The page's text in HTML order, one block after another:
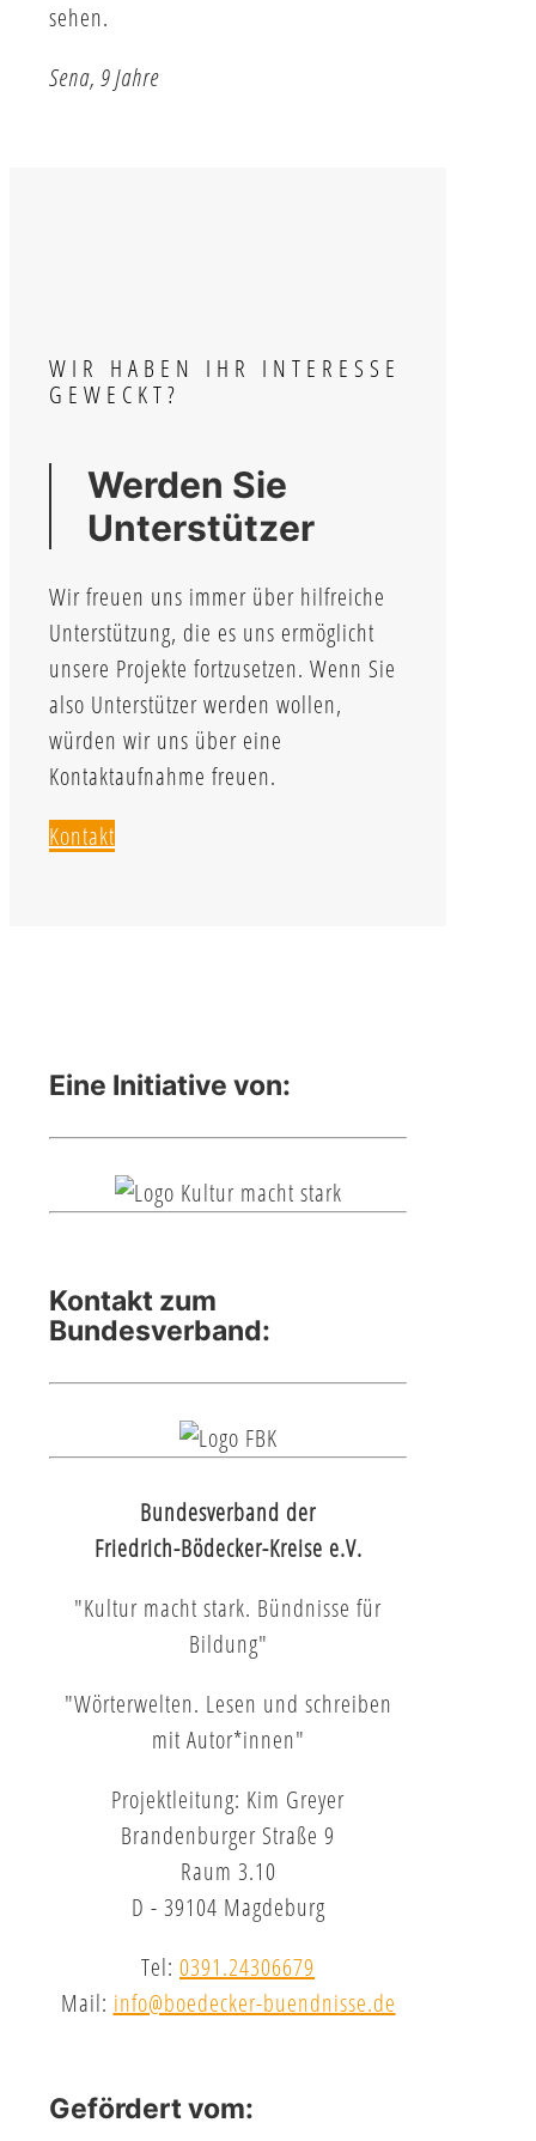
sehen.
Sena, 9 Jahre
WIR HABEN IHR INTERESSE
GEWECKT?
Werden Sie
Unterstützer
Wir freuen uns immer über hilfreiche
Unterstützung, die es uns ermöglicht
unsere Projekte fortzusetzen. Wenn Sie
also Unterstützer werden wollen,
würden wir uns über eine
Kontaktaufnahme freuen.
Kontakt
Eine Initiative von:
Kontakt zum
Bundesverband:
Bundesverband der
Friedrich-Bödecker-Kreise e.V.
"Kultur macht stark. Bündnisse für
Bildung"
"Wörterwelten. Lesen und schreiben
mit Autor*innen"
Projektleitung: Kim Greyer
Brandenburger Straße 9
Raum 3.10
D - 39104 Magdeburg
Tel: 0391.24306679
Mail: info@boedecker-buendnisse.de
Gefördert vom: